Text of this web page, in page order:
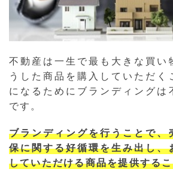
不動産は一生で最も大きな買い
うした商品を購入していただく
になるためにブランディングは
です。
ブランディングを行うことで、
保に関する好循環を生み出し、
していただける商品を提供する